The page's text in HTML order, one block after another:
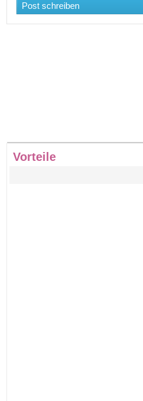
Post schreiben
Vorteile